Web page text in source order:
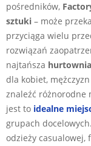
pośredników,
sztuki – może
przyciąga wielu
rozwiązań
najtańsza
dla kobiet,
znaleźć różnorodne
jest to idealne
grupach
odzieży casualowej,